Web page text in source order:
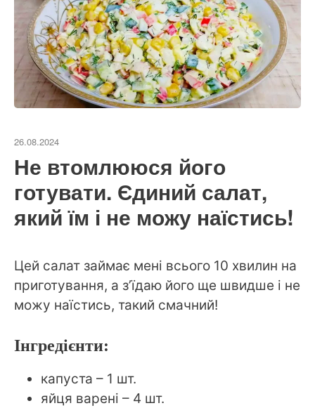
26.08.2024
Не втомлююся його
готувати. Єдиний салат,
який їм і не можу наїстись!
Цей салат займає мені всього 10 хвилин на
приготування, а з’їдаю його ще швидше і не
можу наїстись, такий смачний!
Інгредієнти:
капуста – 1 шт.
яйця варені – 4 шт.